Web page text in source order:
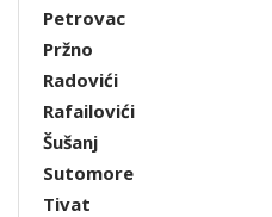
Petrovac
Pržno
Radovići
Rafailovići
Šušanj
Sutomore
Tivat